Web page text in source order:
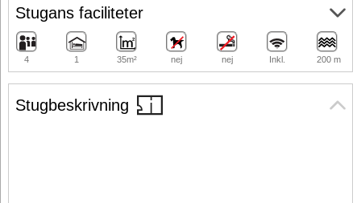
Stugbeskrivning
Stugans faciliteter
4 1 35m² nej nej Inkl. 200 m